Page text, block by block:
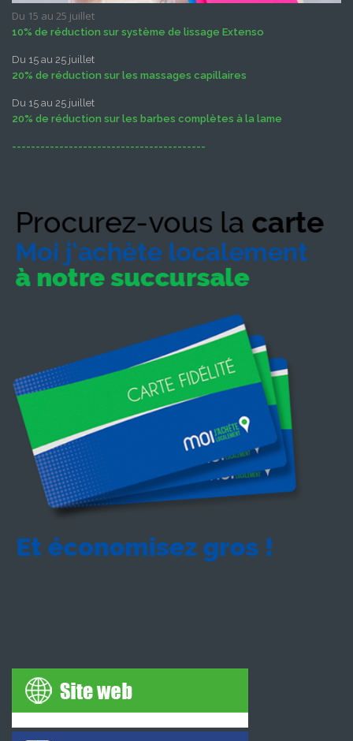
Du 15 au 25 juillet
10% de réduction sur système de lissage Extenso
Du 15 au 25 juillet
20% de réduction sur les massages capillaires
Du 15 au 25 juillet
20% de réduction sur les barbes complètes à la lame
-----------------------------------------